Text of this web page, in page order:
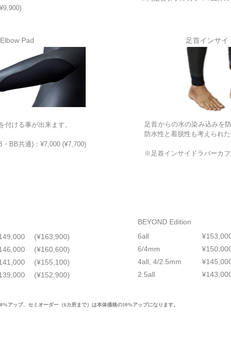
Elbow Pad 足首インサイ
付ける事が出来ます。
BB共通)：¥7,000 (¥7,700)
足首からの水の染み込みを
防水性と着脱性も考えられ
※足首インサイドラバーカ
(¥163,900)
(¥160,600)
(¥155,100)
(¥152,900)
BEYOND Edition
6all
6/4mm
4all, 4/2.5mm
2.5all
アップ、セミオーダー（6カ所まで）は本体価格の10%アップになります。